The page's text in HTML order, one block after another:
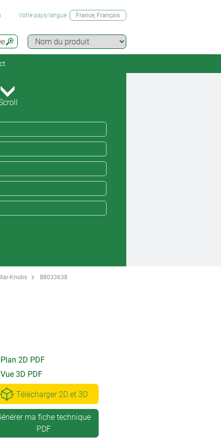
Votre pays/langue France, Français
Knobs B8033638
Plan 2D PDF
Vue 3D PDF
Télécharger 2D et 3D
ma fiche technique
PDF